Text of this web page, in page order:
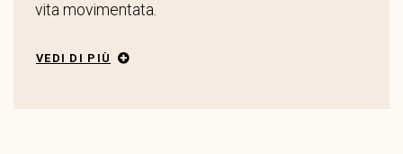
vita movimentata.
VEDI DI PIÙ